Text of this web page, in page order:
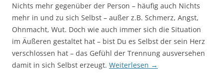
Nichts mehr gegenüber der Person – häufig auch Nichts
mehr in und zu sich Selbst – außer z.B. Schmerz, Angst,
Ohnmacht, Wut. Doch wie auch immer sich die Situation
im Äußeren gestaltet hat – bist Du es Selbst der sein Herz
verschlossen hat – das Gefühl der Trennung ausversehen
damit in sich Selbst erzeugt. Weiterlesen →